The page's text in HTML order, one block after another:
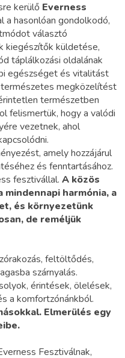
kerülő Everness
a hasonlóan gondolkodó,
választó
kiegészítők küldetése,
táplálkozási oldalának
egészséget és vitalitást
természetes megközelítést
természetben
felismertük, hogy a valódi
vezetnek, ahol
amely hozzájárul
és fenntartásához.
fesztivállal.A közös
harmónia, a
és környezetünk
de reméljük
feltöltődés,
szárnyalás.
érintések, ölelések,
a komfortzónánkból.
Elmerülés egy
Fesztiválnak,